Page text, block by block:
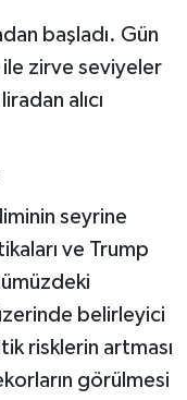
başladı. Gün
zirve seviyeler
alıcı
seyrine
ve Trump
belirleyici
risklerin artması
görülmesi